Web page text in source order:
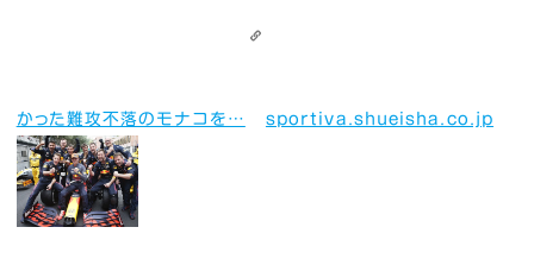
かった難攻不落のモナコを… sportiva.shueisha.co.jp